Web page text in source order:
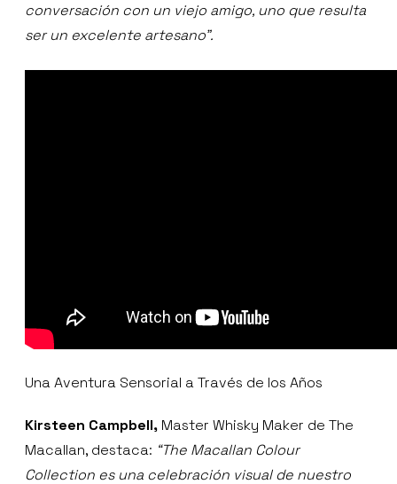
conversación con un viejo amigo, uno que resulta
ser un excelente artesano”.
Una Aventura Sensorial a Través de los Años
Kirsteen Campbell, Master Whisky Maker de The
Macallan, destaca: “The Macallan Colour
Collection es una celebración visual de nuestro